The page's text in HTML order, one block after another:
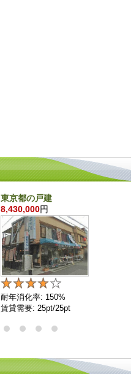
東京都の戸建
8,430,000円
耐年消化率: 150%
賃貸需要: 25pt/25pt